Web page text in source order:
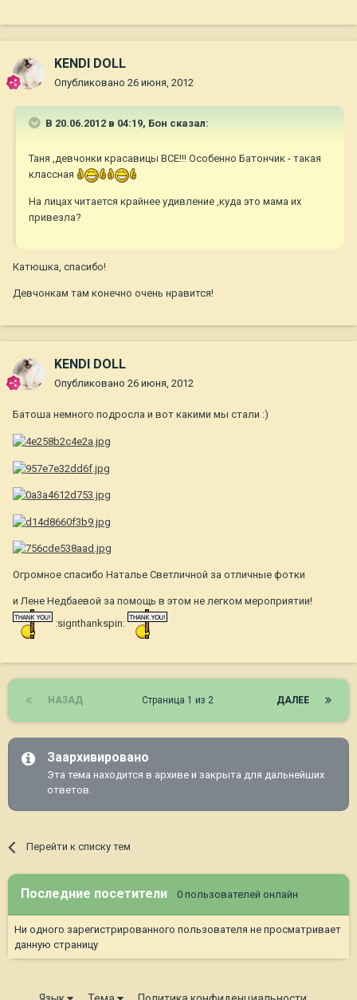
KENDI DOLL
Опубликовано 26 июня, 2012
В 20.06.2012 в 04:19, Бон сказал:
Таня ,девчонки красавицы ВСЕ!!! Особенно Батончик - такая
классная
На лицах читается крайнее удивление ,куда это мама их
привезла?
Катюшка, спасибо!
Девчонкам там конечно очень нравится!
KENDI DOLL
Опубликовано 26 июня, 2012
Батоша немного подросла и вот какими мы стали :)
Огромное спасибо Наталье Светличной за отличные фотки
и Лене Недбаевой за помощь в этом не легком мероприятии!
:signthankspin:
НАЗАД ДАЛЕЕ
Страница 1 из 2
Заархивировано
Эта тема находится в архиве и закрыта для дальнейших
ответов.
Перейти к списку тем
Последние посетители 0 пользователей онлайн
Ни одного зарегистрированного пользователя не просматривает
данную страницу